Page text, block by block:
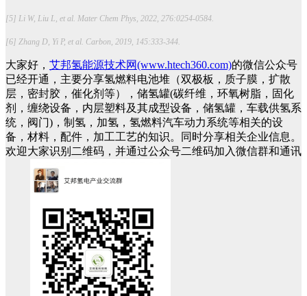
[5] Li W, Liu L, et al. Mater Chem Phys, 2022, 276:0254-0584.
[6] Zhang D, Yi P, et al. Carbon, 2019, 145:333-344.
大家好， 艾邦氢能源技术网(www.htech360.com)的微信公众号
已经开通，主要分享氢燃料电池堆（双极板，质子膜，扩散
层，密封胶，催化剂等），储氢罐(碳纤维，环氧树脂，固化
剂，缠绕设备，内层塑料及其成型设备，储氢罐，车载供氢系
统，阀门)，制氢，加氢，氢燃料汽车动力系统等相关的设
备，材料，配件，加工工艺的知识。同时分享相关企业信息。
欢迎大家识别二维码，并通过公众号二维码加入微信群和通讯